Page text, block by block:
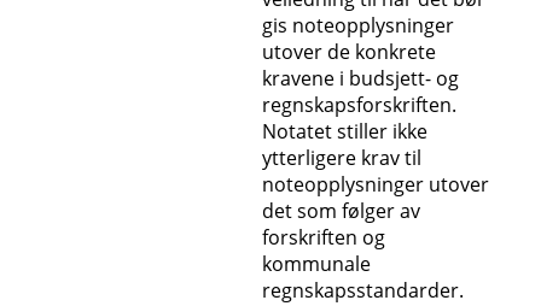
gis noteopplysninger
utover de konkrete
kravene i budsjett- og
regnskapsforskriften.
Notatet stiller ikke
ytterligere krav til
noteopplysninger utover
det som følger av
forskriften og
kommunale
regnskapsstandarder.